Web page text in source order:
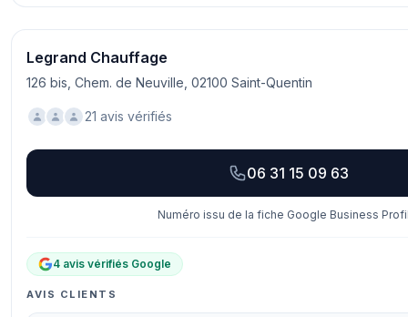
Legrand Chauffage
126 bis, Chem. de Neuville, 02100 Saint-Quentin
21 avis vérifiés
06 31 15 09 63
Numéro issu de la fiche Google Business
4 avis vérifiés Google
AVIS CLIENTS